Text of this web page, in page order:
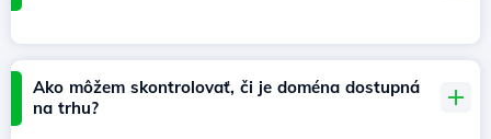
Ako môžem skontrolovať, či je doména dostupná
na trhu?